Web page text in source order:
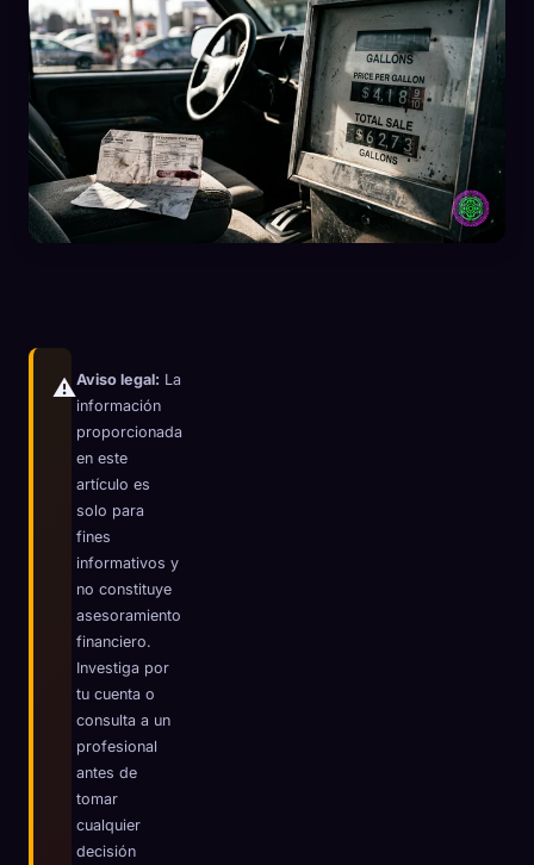
⚠️Aviso legal: La
información
proporcionada
en este
artículo es
solo para
fines
informativos y
no constituye
asesoramiento
financiero.
Investiga por
tu cuenta o
consulta a un
profesional
antes de
tomar
cualquier
decisión
🧬Xeno Database
Recopilados:
Colección
☁️Guarda tu colección en todos los dispositivos
0